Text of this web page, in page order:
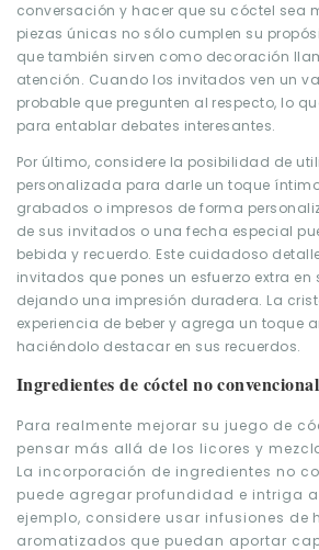
conversación y hacer que su cóctel sea
piezas únicas no sólo cumplen su
que también sirven como decoración
atención. Cuando los invitados ven un
probable que pregunten al respecto, lo
para entablar debates interesantes.
Por último, considere la posibilidad de
personalizada para darle un toque
grabados o impresos de forma
de sus invitados o una fecha especial
bebida y recuerdo. Este cuidadoso
invitados que pones un esfuerzo extra en
dejando una impresión duradera. La
experiencia de beber y agrega un toque
haciéndolo destacar en sus recuerdos.
Ingredientes de cóctel no
Para realmente mejorar su juego de
pensar más allá de los licores y
La incorporación de ingredientes no
puede agregar profundidad e intriga a
ejemplo, considere usar infusiones de
aromatizados que puedan aportar